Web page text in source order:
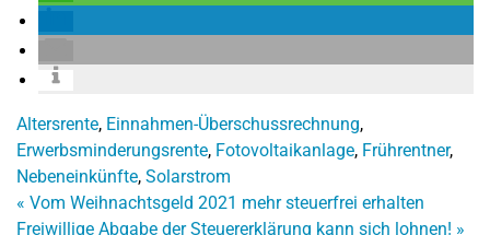
Altersrente, Einnahmen-Überschussrechnung,
Erwerbsminderungsrente, Fotovoltaikanlage, Frührentner,
Nebeneinkünfte, Solarstrom
« Vom Weihnachtsgeld 2021 mehr steuerfrei erhalten
Freiwillige Abgabe der Steuererklärung kann sich lohnen! »